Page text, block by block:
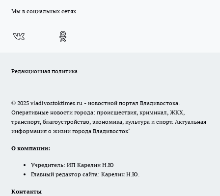
Мы в социальных сетях
Редакционная политика
© 2025 vladivostoktimes.ru - новостной портал Владивостока.
Оперативные новости города: происшествия, криминал, ЖКХ,
транспорт, благоустройство, экономика, культура и спорт. Актуальная
информация о жизни города Владивосток"
О компании:
Учредитель: ИП Карелин Н.Ю
Главный редактор сайта: Карелин Н.Ю.
Контакты